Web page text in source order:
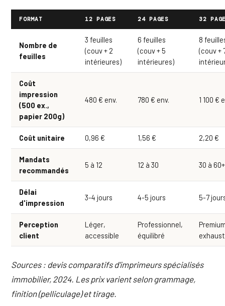
FORMAT 12 PAGES 24 PAGES 32
Nombre de
feuilles
3 feuilles
(couv + 2
intérieures)
6 feuilles
(couv + 5
intérieures)
8
(couv +
Coût
impression
(500 ex.,
papier 200g)
480 € env. 780 € env. 1 100 €
Coût unitaire 0,96 € 1,56 € 2,20 €
Mandats
recommandés
5 à 12 12 à 30 30 à 60+
Délai
d'impression
3-4 jours 4-5 jours 5-7
Perception
client
Léger,
accessible
Professionnel,
équilibré
Sources : devis comparatifs d'imprimeurs spécialisés
immobilier, 2024. Les prix varient selon grammage,
finition (pelliculage) et tirage.